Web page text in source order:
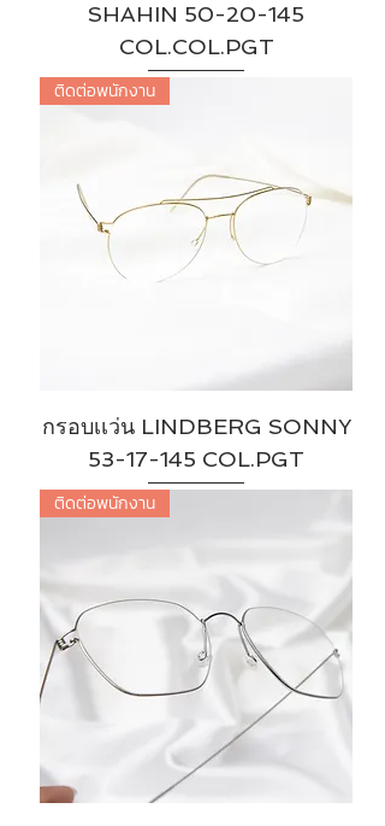
SHAHIN 50-20-145
COL.COL.PGT
ติดต่อพนักงาน
กรอบเเว่น LINDBERG SONNY
53-17-145 COL.PGT
ติดต่อพนักงาน